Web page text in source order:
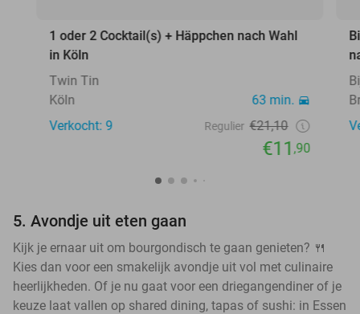
1 oder 2 Cocktail(s) + Häppchen nach Wahl
in Köln
Twin Tin
Köln
63 min.
Verkocht: 9
Regulier €21,10
€11,90
5. Avondje uit eten gaan
Kijk je ernaar uit om bourgondisch te gaan genieten? 🍴
Kies dan voor een smakelijk avondje uit vol met culinaire
heerlijkheden. Of je nu gaat voor een driegangendiner of je
keuze laat vallen op shared dining, tapas of sushi: in Essen